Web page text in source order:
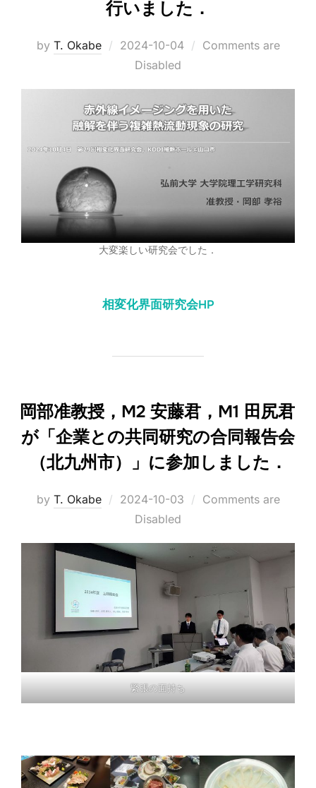
行いました．
by T. Okabe
Posted
2024-10-04
Comments are
Disabled
大変楽しい研究会でした．
相変化界面研究会HP
岡部准教授，M2 安藤君，M1 田尻君
が「企業との共同研究の合同報告会
（北九州市）」に参加しました．
by T. Okabe
Posted
2024-10-03
Comments are
Disabled
緊張の面持ち